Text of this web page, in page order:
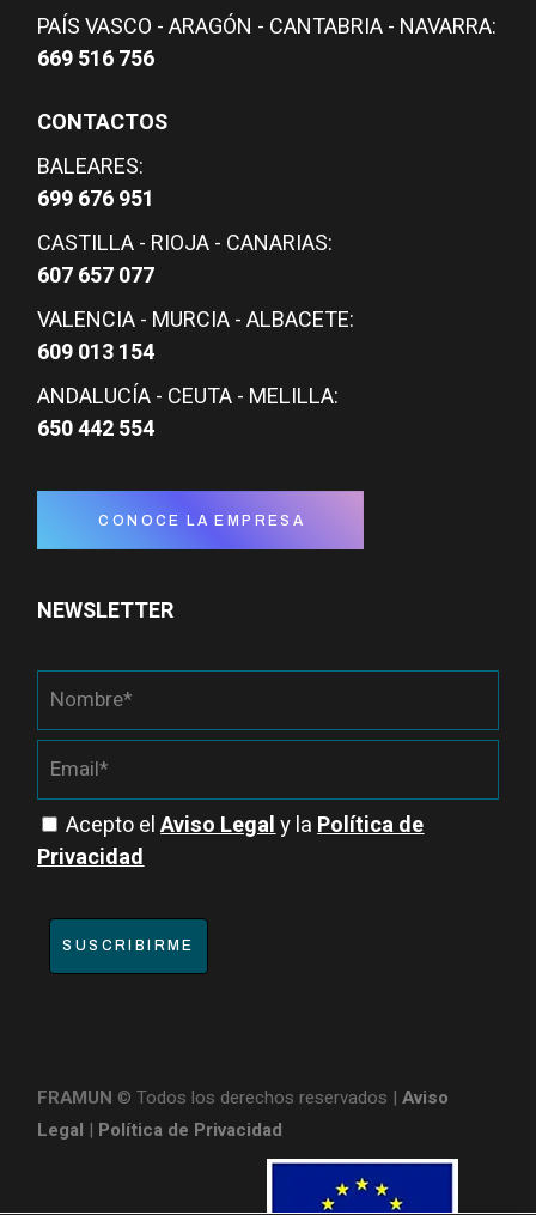
PAÍS VASCO - ARAGÓN - CANTABRIA - NAVARRA:
669 516 756
CONTACTOS
BALEARES:
699 676 951
CASTILLA - RIOJA - CANARIAS:
607 657 077
VALENCIA - MURCIA - ALBACETE:
609 013 154
ANDALUCÍA - CEUTA - MELILLA:
650 442 554
CONOCE LA EMPRESA
NEWSLETTER
Acepto elAviso Legaly laPolítica de
Privacidad
SUSCRIBIRME
FRAMUN © Todos los derechos reservados |Aviso
Legal | Política de Privacidad